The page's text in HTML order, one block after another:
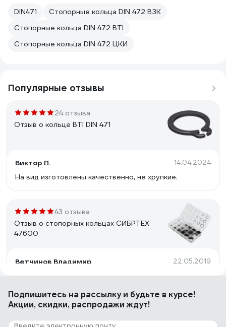
DIN471
Стопорные кольца DIN 472 ВЗК
Стопорные кольца DIN 472 BTI
Стопорные кольца DIN 472 ЦКИ
Популярные отзывы
24 отзыва
Отзыв о кольце BTI DIN 471
Виктор П. 14.04.2024
На вид изготовлены качественно, не хрупкие.
43 отзыва
Отзыв о стопорных кольцах СИБРТЕХ
47600
Ветчинов Владимир 22.05.2019
Много колец. Высокого качества коробка. Недорого
16 отзывов
Отзыв о кольце BTI DIN 471
Подпишитесь на рассылкуи будьте в курсе!
Акции, скидки, распродажи ждут!